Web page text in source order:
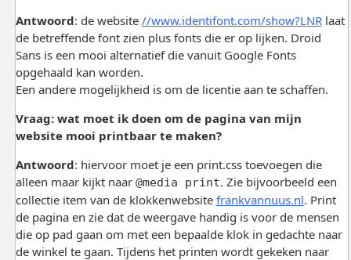
Antwoord: de website //www.identifont.com/show?LNRlaat
de betreffende font zien plus fonts die er op lijken. Droid
Sans is een mooi alternatief die vanuit Google Fonts
opgehaald kan worden.
Een andere mogelijkheid is om de licentie aan te schaffen.
Vraag: wat moet ik doen om de pagina van mijn
website mooi printbaar te maken?
Antwoord: hiervoor moet je een print.css toevoegen die
alleen maar kijkt naar @media print. Zie bijvoorbeeld een
collectie item van de klokkenwebsite frankvannuus.nl. Print
de pagina en zie dat de weergave handig is voor de mensen
die op pad gaan om met een bepaalde klok in gedachte naar
de winkel te gaan. Tijdens het printen wordt gekeken naar